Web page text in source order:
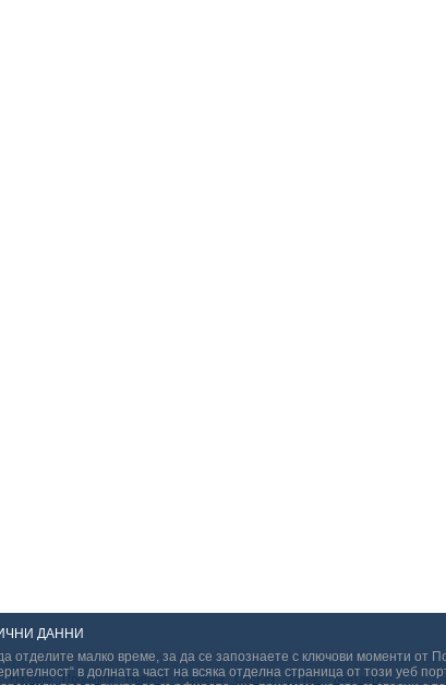
ДАННИ
малко време, за да се запознаете с ключови моменти от
в долната част на всяка отделна страница от този уеб
Контакти
За нас
Сервиз
Кариера
Новини
Продукти
Начало